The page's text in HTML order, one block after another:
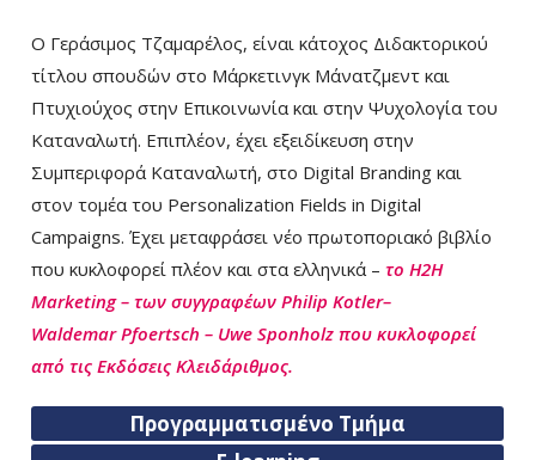
Ο Γεράσιμος Τζαμαρέλος, είναι κάτοχος Διδακτορικού
τίτλου σπουδών στο Μάρκετινγκ Μάνατζμεντ και
Πτυχιούχος στην Επικοινωνία και στην Ψυχολογία του
Καταναλωτή. Επιπλέον, έχει εξειδίκευση στην
Συμπεριφορά Καταναλωτή, στο Digital Branding και
στον τομέα του Personalization Fields in Digital
Campaigns. Έχει μεταφράσει νέο πρωτοποριακό βιβλίο
που κυκλοφορεί πλέον και στα ελληνικά – το H2H
Marketing – των συγγραφέων Philip Kotler–
Waldemar Pfoertsch – Uwe Sponholz που κυκλοφορεί
από τις Εκδόσεις Κλειδάριθμος.
Προγραμματισμένο Τμήμα